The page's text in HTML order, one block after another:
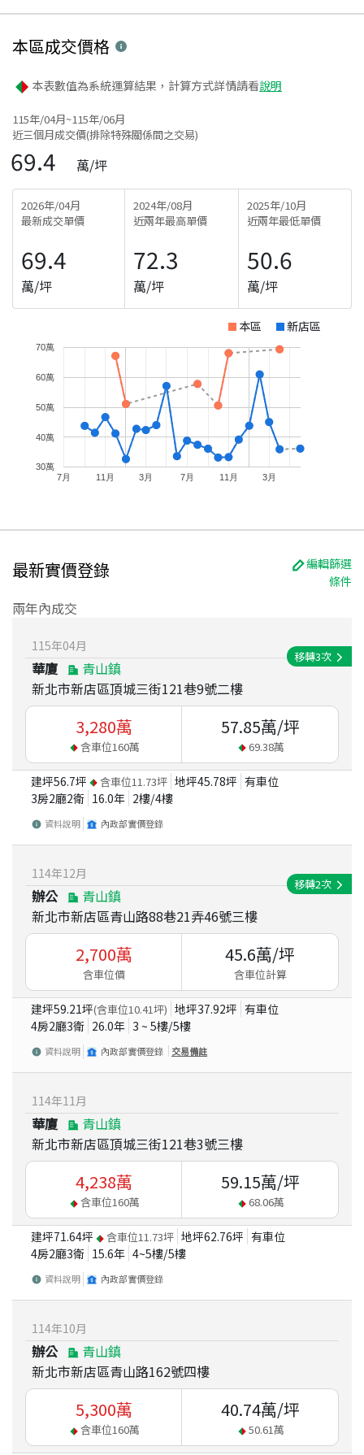
本區成交價格
本表數值為系統運算結果，計算方式詳情請看說明
115年/04月~115年/06月
近三個月成交價(排除特殊關係間之交易)
69.4 萬/坪
2026年/04月
最新成交單價
69.4
萬/坪
2024年/08月
近兩年最高單價
72.3
萬/坪
2025年/10月
近兩年最低單價
50.6
萬/坪
本區 新店區
7月 11月 3月 7月 11月 3月
30萬
40萬
50萬
60萬
70萬
最新實價登錄
編輯篩選
條件
兩年內成交
115年04月
華廈
青山鎮
新北市新店區頂城三街121巷9號二樓
移轉3次
3,280萬
含車位160萬
57.85萬/坪
69.38萬
建坪56.7坪 含車位11.73坪 地坪45.78坪 有車位
3房2廳2衛 16.0年 2樓/4樓
資料說明 內政部實價登錄
114年12月
辦公
青山鎮
新北市新店區青山路88巷21弄46號三樓
移轉2次
2,700萬
含車位價
45.6萬/坪
含車位計算
建坪59.21坪(含車位10.41坪) 地坪37.92坪 有車位
4房2廳3衛 26.0年 3 ~ 5樓/5樓
資料說明 內政部實價登錄 交易備註
114年11 月
華廈
青山鎮
新北市新店區頂城三街121巷3號三樓
4,238萬
含車位160萬
59.15萬/坪
68.06萬
建坪71.64坪 含車位11.73坪 地坪62.76坪 有車位
4房2廳3衛 15.6年 4~5樓/5樓
資料說明 內政部實價登錄
114年10月
辦公
青山鎮
新北市新店區青山路162號四樓
5,300萬
含車位160萬
40.74萬/坪
50.61萬